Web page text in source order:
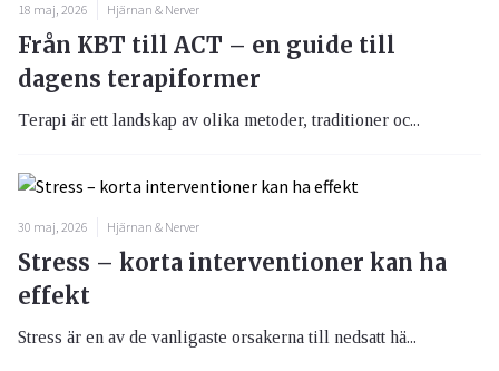
18 maj, 2026 Hjärnan & Nerver
Från KBT till ACT – en guide till
dagens terapiformer
Terapi är ett landskap av olika metoder, traditioner oc...
30 maj, 2026 Hjärnan & Nerver
Stress – korta interventioner kan ha
effekt
Stress är en av de vanligaste orsakerna till nedsatt hä...